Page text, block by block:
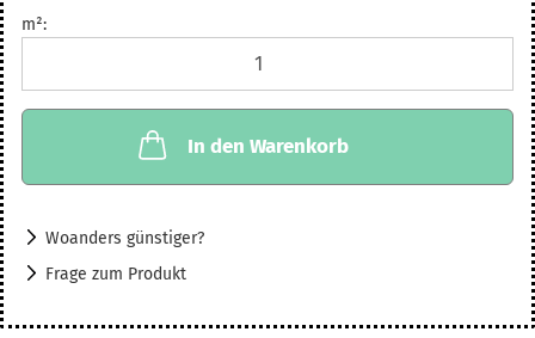
m²:
In den Warenkorb
Woanders günstiger?
Frage zum Produkt